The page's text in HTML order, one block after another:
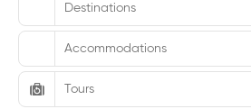
Destinations
Accommodations
Tours